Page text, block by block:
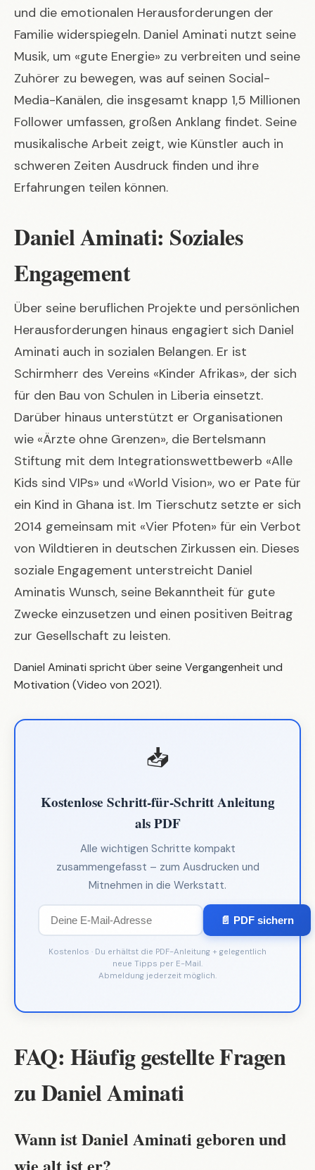
und die emotionalen Herausforderungen der
Familie widerspiegeln. Daniel Aminati nutzt seine
Musik, um «gute Energie» zu verbreiten und seine
Zuhörer zu bewegen, was auf seinen Social-
Media-Kanälen, die insgesamt knapp 1,5 Millionen
Follower umfassen, großen Anklang findet. Seine
musikalische Arbeit zeigt, wie Künstler auch in
schweren Zeiten Ausdruck finden und ihre
Erfahrungen teilen können.
Daniel Aminati: Soziales
Engagement
Über seine beruflichen Projekte und persönlichen
Herausforderungen hinaus engagiert sich Daniel
Aminati auch in sozialen Belangen. Er ist
Schirmherr des Vereins «Kinder Afrikas», der sich
für den Bau von Schulen in Liberia einsetzt.
Darüber hinaus unterstützt er Organisationen
wie «Ärzte ohne Grenzen», die Bertelsmann
Stiftung mit dem Integrationswettbewerb «Alle
Kids sind VIPs» und «World Vision», wo er Pate für
ein Kind in Ghana ist. Im Tierschutz setzte er sich
2014 gemeinsam mit «Vier Pfoten» für ein Verbot
von Wildtieren in deutschen Zirkussen ein. Dieses
soziale Engagement unterstreicht Daniel
Aminatis Wunsch, seine Bekanntheit für gute
Zwecke einzusetzen und einen positiven Beitrag
zur Gesellschaft zu leisten.
Daniel Aminati spricht über seine Vergangenheit und
Motivation (Video von 2021).
📥
Kostenlose Schritt-für-Schritt Anleitung
als PDF
Alle wichtigen Schritte kompakt
zusammengefasst – zum Ausdrucken und
Mitnehmen in die Werkstatt.
📄 PDF sichern
Kostenlos · Du erhältst die PDF-Anleitung + gelegentlich
neue Tipps per E-Mail.
Abmeldung jederzeit möglich.
FAQ: Häufig gestellte Fragen
zu Daniel Aminati
Wann ist Daniel Aminati geboren und
wie alt ist er?